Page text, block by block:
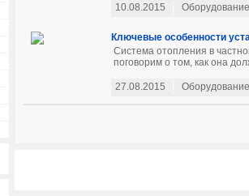
10.08.2015 Оборудование
Ключевые особенности
Система отопления в
поговорим о том, как она
27.08.2015 Оборудование